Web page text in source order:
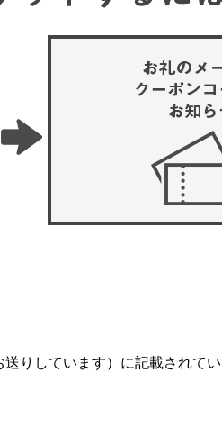
りしています）に記載されて